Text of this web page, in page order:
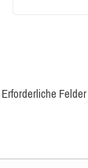
Erforderliche